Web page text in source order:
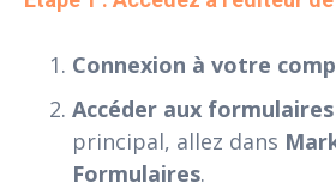
Connexion à votre
Accéder aux formulaires
principal, allez dans
Formulaires.